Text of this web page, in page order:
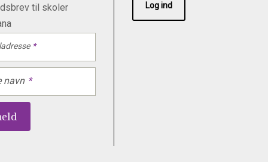
til skoler
navn
Log ind